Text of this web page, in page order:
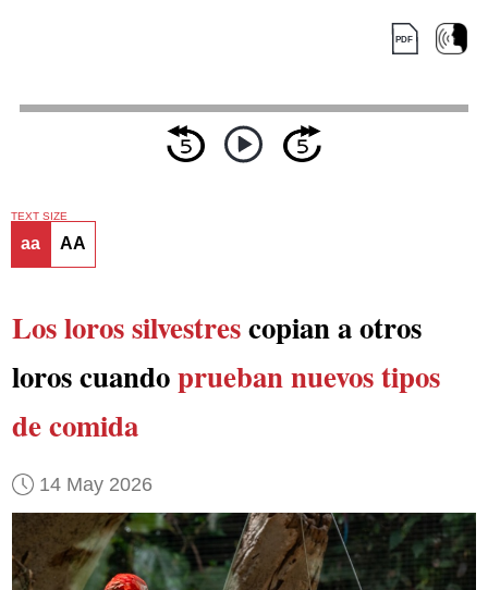
TEXT SIZE
aa AA
Los loros silvestrescopian a otros
loros cuandoprueban nuevos tipos
de comida
14 May 2026